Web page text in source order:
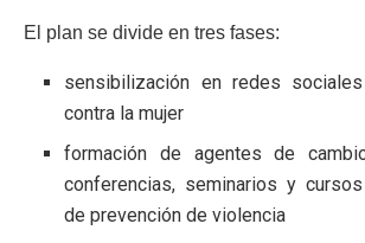
El plan se divide en tres fases:
sensibilización en redes
contra la mujer
formación de agentes de
conferencias, seminarios y
de prevención de violencia